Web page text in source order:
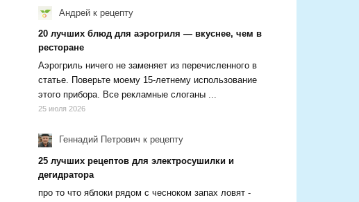
Андрей к рецепту
20 лучших блюд для аэрогриля — вкуснее, чем в
ресторане
Аэрогриль ничего не заменяет из перечисленного в
статье. Поверьте моему 15-летнему использование
этого прибора. Все рекламные слоганы ...
25 июля 2026
Геннадий Петрович к рецепту
25 лучших рецептов для электросушилки и
дегидратора
про то что яблоки рядом с чесноком запах ловят -